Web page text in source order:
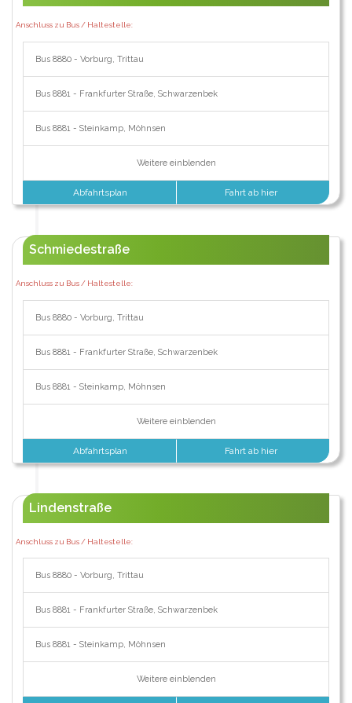
Anschluss zu Bus / Haltestelle:
Bus 8880 - Vorburg, Trittau
Bus 8881 - Frankfurter Straße, Schwarzenbek
Bus 8881 - Steinkamp, Möhnsen
Weitere einblenden
Abfahrtsplan Fahrt ab hier
Schmiedestraße
Anschluss zu Bus / Haltestelle:
Bus 8880 - Vorburg, Trittau
Bus 8881 - Frankfurter Straße, Schwarzenbek
Bus 8881 - Steinkamp, Möhnsen
Weitere einblenden
Abfahrtsplan Fahrt ab hier
Lindenstraße
Anschluss zu Bus / Haltestelle:
Bus 8880 - Vorburg, Trittau
Bus 8881 - Frankfurter Straße, Schwarzenbek
Bus 8881 - Steinkamp, Möhnsen
Weitere einblenden